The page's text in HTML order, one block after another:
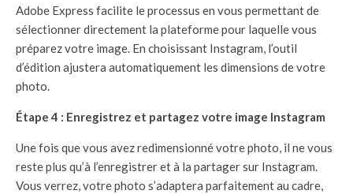
Adobe Express facilite le processus en vous permettant de
sélectionner directement la plateforme pour laquelle vous
préparez votre image. En choisissant Instagram, l’outil
d’édition ajustera automatiquement les dimensions de votre
photo.
Étape 4 : Enregistrez et partagez votre image Instagram
Une fois que vous avez redimensionné votre photo, il ne vous
reste plus qu’à l’enregistrer et à la partager sur Instagram.
Vous verrez, votre photo s’adaptera parfaitement au cadre,